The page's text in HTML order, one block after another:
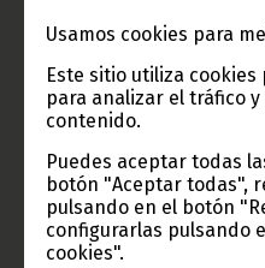
Usamos cookies para
Este sitio utiliza
para analizar el tráfico
contenido.
Puedes aceptar todas
botón "Aceptar todas",
pulsando en el botón
configurarlas pulsando
cookies".
Información
TVGE